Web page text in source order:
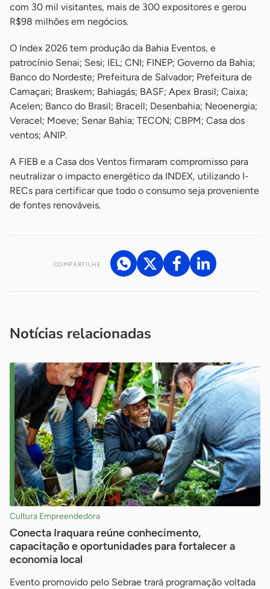
com 30 mil visitantes, mais de 300 expositores e gerou
R$98 milhões em negócios.
O Index 2026 tem produção da Bahia Eventos, e
patrocínio Senai; Sesi; IEL; CNI; FINEP; Governo da Bahia;
Banco do Nordeste; Prefeitura de Salvador; Prefeitura de
Camaçari; Braskem; Bahiagás; BASF; Apex Brasil; Caixa;
Acelen; Banco do Brasil; Bracell; Desenbahia; Neoenergia;
Veracel; Moeve; Senar Bahia; TECON; CBPM; Casa dos
ventos; ANIP.
A FIEB e a Casa dos Ventos firmaram compromisso para
neutralizar o impacto energético da INDEX, utilizando I-
RECs para certificar que todo o consumo seja proveniente
de fontes renováveis.
COMPARTILHE
Notícias relacionadas
Cultura Empreendedora
Conecta Iraquara reúne conhecimento,
capacitação e oportunidades para fortalecer a
economia local
Evento promovido pelo Sebrae trará programação voltada